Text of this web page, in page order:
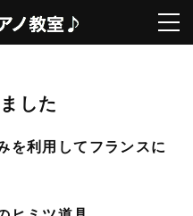
した
を利用してフランスに